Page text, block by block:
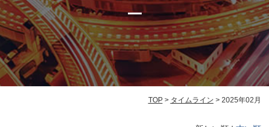
TOP> タイムライン > 2025年02月